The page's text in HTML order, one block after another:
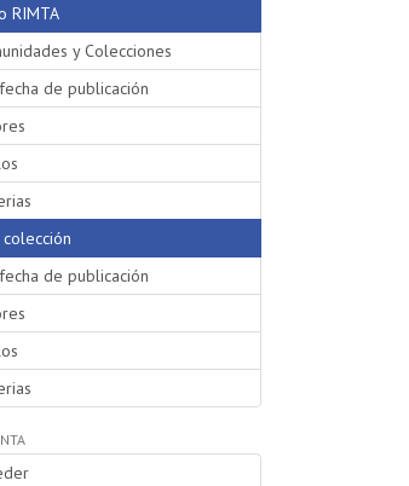
RIMTA
y Colecciones
de publicación
colección
de publicación